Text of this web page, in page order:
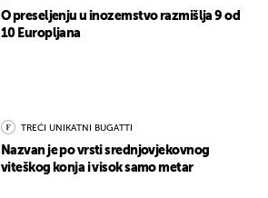
O preseljenju u inozemstvo razmišlja 9 od
10 Europljana
TREĆI UNIKATNI BUGATTI
Nazvan je po vrsti srednjovjekovnog
viteškog konja i visok samo metar